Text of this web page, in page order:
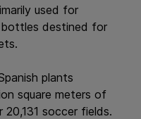
used for
bottles destined for
plants
square meters of
soccer fields.